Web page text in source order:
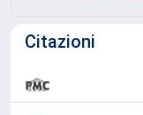
Citazioni